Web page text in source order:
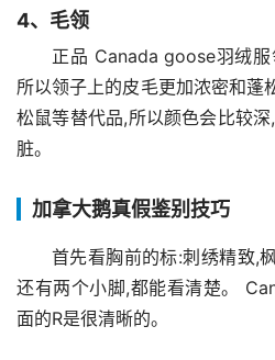
4、毛领
正品 Canada goose羽绒
所以领子上的皮毛更加浓密和蓬
松鼠等替代品,所以颜色会比较
脏。
加拿大鹅真假鉴别技巧
首先看胸前的标:刺绣精致,
还有两个小脚,都能看清楚。
面的R是很清晰的。